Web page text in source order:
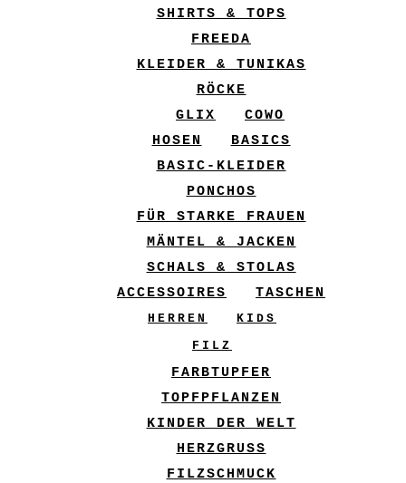
SHIRTS & TOPS
FREEDA
KLEIDER & TUNIKAS
RÖCKE
GLIX
COWO
HOSEN
BASICS
BASIC-KLEIDER
PONCHOS
FÜR STARKE FRAUEN
MÄNTEL & JACKEN
SCHALS & STOLAS
ACCESSOIRES
TASCHEN
HERREN
KIDS
FILZ
FARBTUPFER
TOPFPFLANZEN
KINDER DER WELT
HERZGRUSS
FILZSCHMUCK